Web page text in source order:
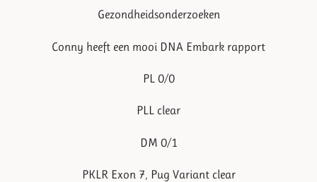
Gezondheidsonderzoeken
Conny heeft een mooi DNA Embark rapport
PL 0/0
PLL clear
DM 0/1
PKLR Exon 7, Pug Variant clear